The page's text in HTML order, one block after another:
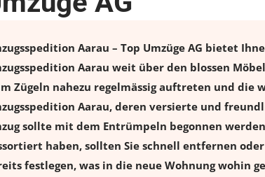
Aarau – Top Umzüge AG bietet
Aarau weit über den blossen
Zügeln nahezu regelmässig auftreten und die
Aarau, deren versierte und
sollte mit dem Entrümpeln begonnen
haben, sollten Sie schnell entfernen
festlegen, was in die neue Wohnung wohin